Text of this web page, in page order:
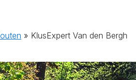
» KlusExpert Van den Bergh